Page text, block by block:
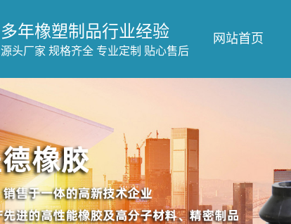
多年橡塑制品行业经验
源头厂家 规格齐全 专业定制 贴心售后
网站首页